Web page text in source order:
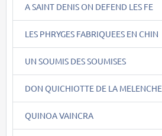
A SAINT DENIS ON DEFEND LES FE
LES PHRYGES FABRIQUEES EN CHIN
UN SOUMIS DES SOUMISES
DON QUICHIOTTE DE LA MELENCHE
QUINOA VAINCRA